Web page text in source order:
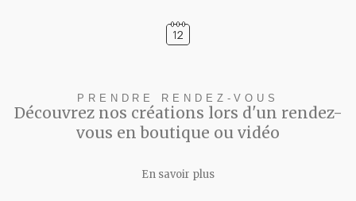
PRENDRE RENDEZ-VOUS
Découvrez nos créations lors d'un rendez-
vous en boutique ou vidéo
En savoir plus